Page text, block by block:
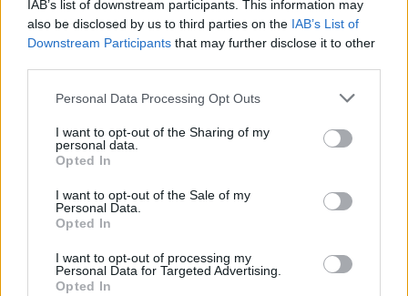
IAB’s list of downstream participants. This information may
also be disclosed by us to third parties on the IAB’s List of
Downstream Participants that may further disclose it to other
Personal Data Processing Opt Outs
I want to opt-out of the Sharing of my
personal data.
Opted In
I want to opt-out of the Sale of my
Personal Data.
Opted In
I want to opt-out of processing my
Personal Data for Targeted Advertising.
Opted In
Auto Pour Vous 5 août 2026 0
Actus Info